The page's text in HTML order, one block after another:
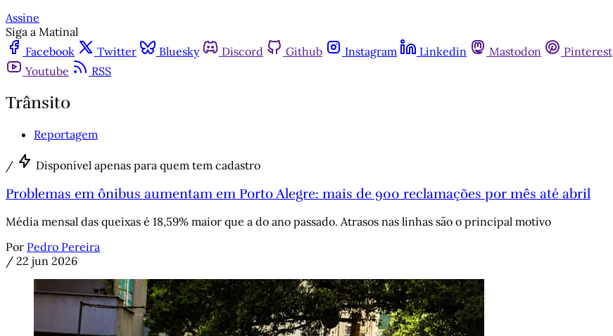
Assine
Siga a Matinal
Facebook
Twitter Bluesky Discord Github Instagram Linkedin Mastodon Pinterest
Youtube
RSS
Trânsito
Reportagem
/ Disponível apenas para quem tem cadastro
Problemas em ônibus aumentam em Porto Alegre: mais de 900 reclamações por mês até abril
Média mensal das queixas é 18,59% maior que a do ano passado. Atrasos nas linhas são o principal motivo
Por Pedro Pereira
/ 22 jun 2026